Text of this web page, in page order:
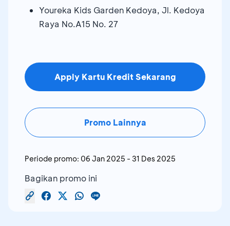
Youreka Kids Garden Kedoya, Jl. Kedoya
Raya No.A15 No. 27
Apply Kartu Kredit Sekarang
Promo Lainnya
Periode promo: 06 Jan 2025 - 31 Des 2025
Bagikan promo ini